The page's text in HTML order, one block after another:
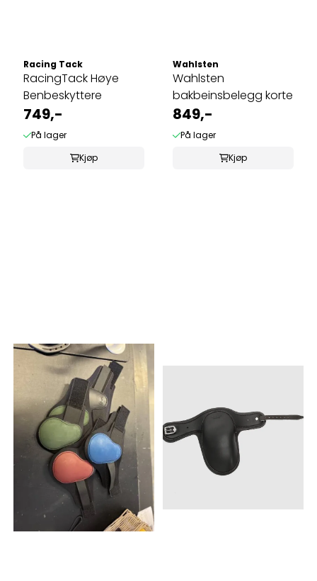
Racing Tack
RacingTack Høye
Benbeskyttere
749,-
På lager
Kjøp
Wahlsten
Wahlsten
bakbeinsbelegg korte
849,-
På lager
Kjøp